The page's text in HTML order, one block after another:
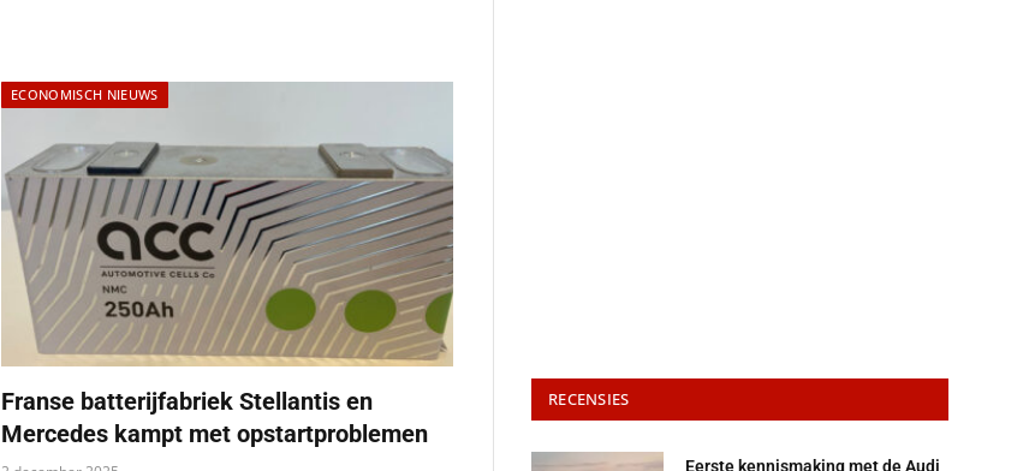
ECONOMISCH NIEUWS
Franse batterijfabriek Stellantis en
Mercedes kampt met opstartproblemen
RECENSIES
Eerste kennismaking met de Audi